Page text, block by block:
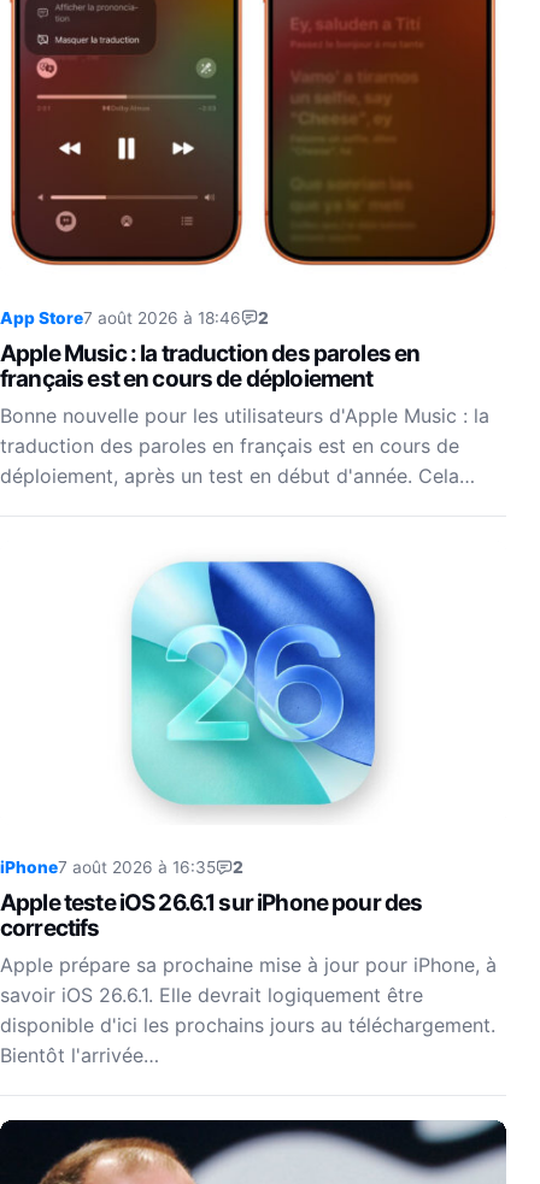
App Store7 août 2026 à 18:46 2
Apple Music : la traduction des paroles en
français est en cours de déploiement
Bonne nouvelle pour les utilisateurs d'Apple Music : la
traduction des paroles en français est en cours de
déploiement, après un test en début d'année. Cela…
iPhone7 août 2026 à 16:35 2
Apple teste iOS 26.6.1 sur iPhone pour des
correctifs
Apple prépare sa prochaine mise à jour pour iPhone, à
savoir iOS 26.6.1. Elle devrait logiquement être
disponible d'ici les prochains jours au téléchargement.
Bientôt l'arrivée…